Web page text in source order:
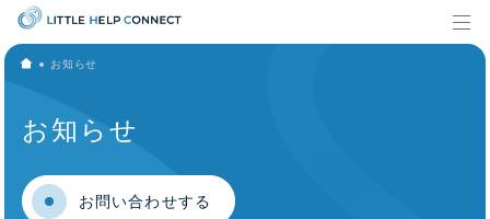
お知らせ
お知らせ
お問い合わせする